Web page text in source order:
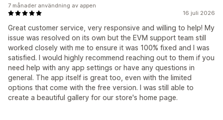
16 juli 2026
Great customer service, very responsive and willing to help! My
issue was resolved on its own but the EVM support team still
worked closely with me to ensure it was 100% fixed and I was
satisfied. I would highly recommend reaching out to them if you
need help with any app settings or have any questions in
general. The app itself is great too, even with the limited
options that come with the free version. I was still able to
create a beautiful gallery for our store's home page.
7 månader användning av appen